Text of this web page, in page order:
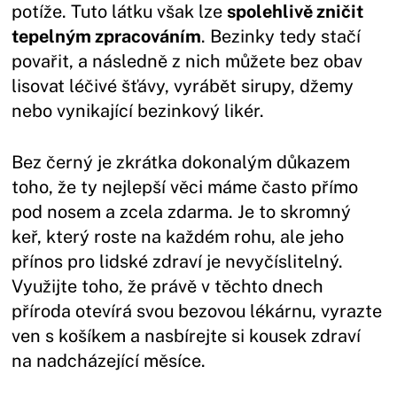
potíže. Tuto látku však lzespolehlivě zničit
tepelným zpracováním. Bezinky tedy stačí
povařit, a následně z nich můžete bez obav
lisovat léčivé šťávy, vyrábět sirupy, džemy
nebo vynikající bezinkový likér.
Bez černý je zkrátka dokonalým důkazem
toho, že ty nejlepší věci máme často přímo
pod nosem a zcela zdarma. Je to skromný
keř, který roste na každém rohu, ale jeho
přínos pro lidské zdraví je nevyčíslitelný.
Využijte toho, že právě v těchto dnech
příroda otevírá svou bezovou lékárnu, vyrazte
ven s košíkem a nasbírejte si kousek zdraví
na nadcházející měsíce.